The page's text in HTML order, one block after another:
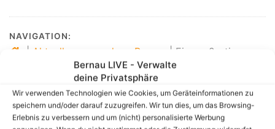
Bernau LIVE - Verwalte
deine Privatsphäre
Wir verwenden Technologien wie Cookies, um Geräteinformationen zu
speichern und/oder darauf zuzugreifen. Wir tun dies, um das Browsing-
Erlebnis zu verbessern und um (nicht) personalisierte Werbung
NAVIGATION:
| Aktuelles aus und um Bernau | Ein großartiger
Tag zur ersten BERLYMPIADE in Bernau